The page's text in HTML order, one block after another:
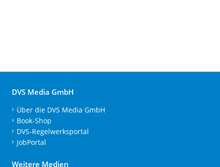
DVS Media GmbH
Über die DVS Media GmbH
Book-Shop
DVS-Regelwerksportal
JobPortal
Weitere Medien